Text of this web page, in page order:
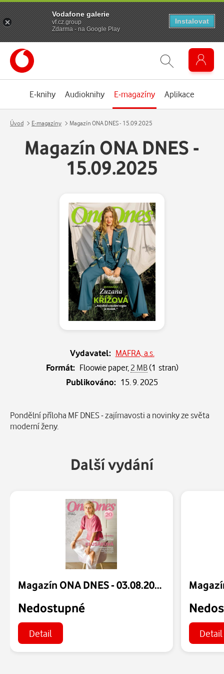
E-knihy Audioknihy E-magazíny Aplikace
Úvod E-magazíny Magazín ONA DNES - 15.09.2025
Magazín ONA DNES -
15.09.2025
Vydavatel: MAFRA, a.s.
Formát: Floowie paper, 2 MB(1 stran)
Publikováno: 15. 9. 2025
Popis
Pondělní příloha MF DNES - zajímavosti a novinky ze světa
moderní ženy.
Další vydání
Magazín ONA DNES - 03.08.2026
Nedostupné
Detail Detail
Vodafone galerie
vf.cz.group
Zdarma - na Google Play
Instalovat